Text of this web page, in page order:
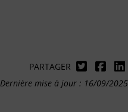
PARTAGER
Dernière mise à jour : 16/09/2025